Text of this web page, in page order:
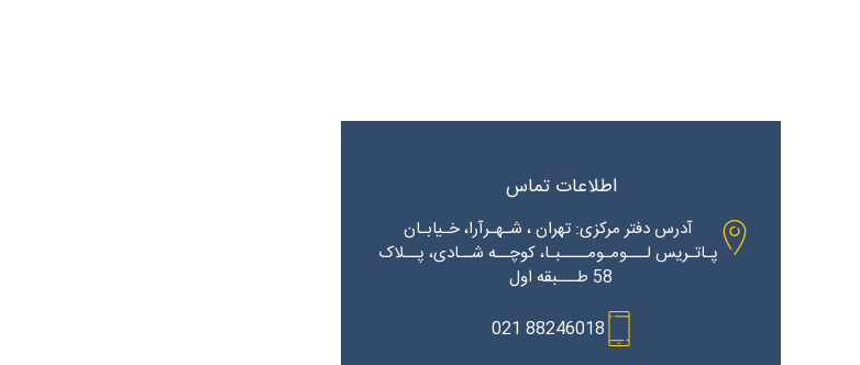
اطلاعات تماس
آدرس دفتر مرکزی: تهران ، شـهـرآرا، خـیابـان
پـاتـریس لـــومـومــــبـا، کوچــه شــادی، پــلاک
58 طـــبقه اول
88246018 021